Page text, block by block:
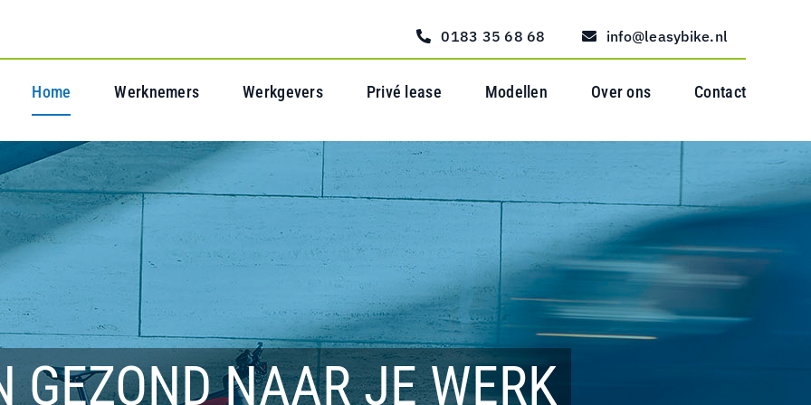
0183 35 68 68 info@leasybike.nl
Home Werknemers Werkgevers Privé lease Modellen Over ons Contact
GEZOND NAAR JE WERK